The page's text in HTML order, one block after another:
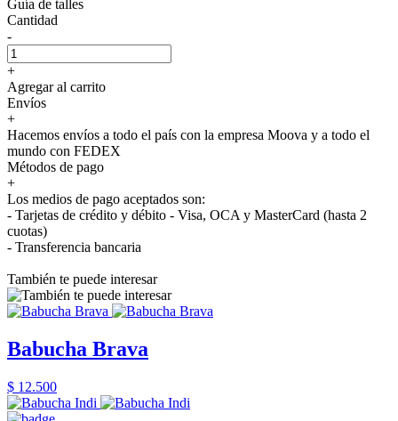
Guía de talles
Cantidad
-
+
Agregar al carrito
Envíos
+
Hacemos envíos a todo el país con la empresa Moova y a todo el
mundo con FEDEX
Métodos de pago
+
Los medios de pago aceptados son:
- Tarjetas de crédito y débito - Visa, OCA y MasterCard (hasta 2
cuotas)
- Transferencia bancaria
También te puede interesar
Babucha Brava
$ 12.500